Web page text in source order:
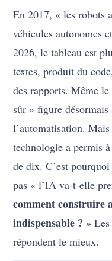
En 2017, « les robots
véhicules autonomes
2026, le tableau est
textes, produit du
des rapports. Même
sûr » figure désormais
l’automatisation.
technologie a permis
de dix. C’est
pas « l’IA va-t-elle
comment construire
indispensable ? »
répondent le mieux.